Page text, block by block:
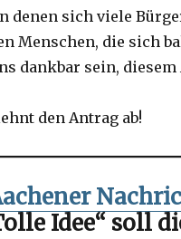
denen sich viele
Menschen, die sich
dankbar sein,
den Antrag ab!
Idee“ soll